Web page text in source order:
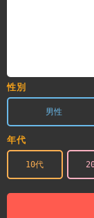
性別
男性
年代
10代